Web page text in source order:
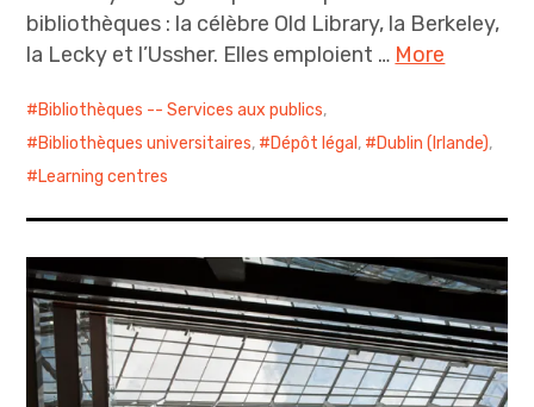
bibliothèques : la célèbre Old Library, la Berkeley,
la Lecky et l’Ussher. Elles emploient … More
Bibliothèques -- Services aux publics,
Bibliothèques universitaires, Dépôt légal , Dublin (Irlande),
Learning centres